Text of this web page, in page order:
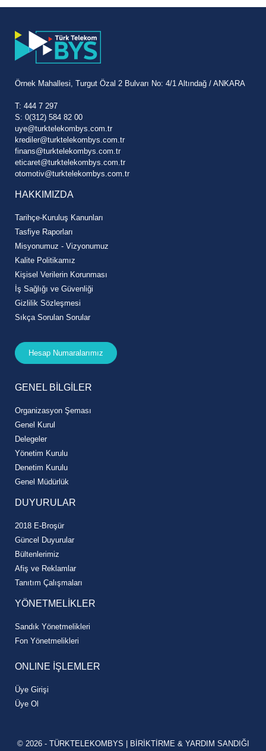
Örnek Mahallesi, Turgut Özal 2 Bulvarı No: 4/1 Altındağ / ANKARA
T: 444 7 297
S: 0(312) 584 82 00
uye@turktelekombys.com.tr
krediler@turktelekombys.com.tr
finans@turktelekombys.com.tr
eticaret@turktelekombys.com.tr
otomotiv@turktelekombys.com.tr
HAKKIMIZDA
Tarihçe-Kuruluş Kanunları
Tasfiye Raporları
Misyonumuz - Vizyonumuz
Kalite Politikamız
Kişisel Verilerin Korunması
İş Sağlığı ve Güvenliği
Gizlilik Sözleşmesi
Sıkça Sorulan Sorular
Hesap Numaralarımız
GENEL BİLGİLER
Organizasyon Şeması
Genel Kurul
Delegeler
Yönetim Kurulu
Denetim Kurulu
Genel Müdürlük
DUYURULAR
2018 E-Broşür
Güncel Duyurular
Bültenlerimiz
Afiş ve Reklamlar
Tanıtım Çalışmaları
YÖNETMELİKLER
Sandık Yönetmelikleri
Fon Yönetmelikleri
ONLINE İŞLEMLER
Üye Girişi
Üye Ol
© 2026 - TÜRKTELEKOMBYS | BİRİKTİRME & YARDIM SANDIĞI